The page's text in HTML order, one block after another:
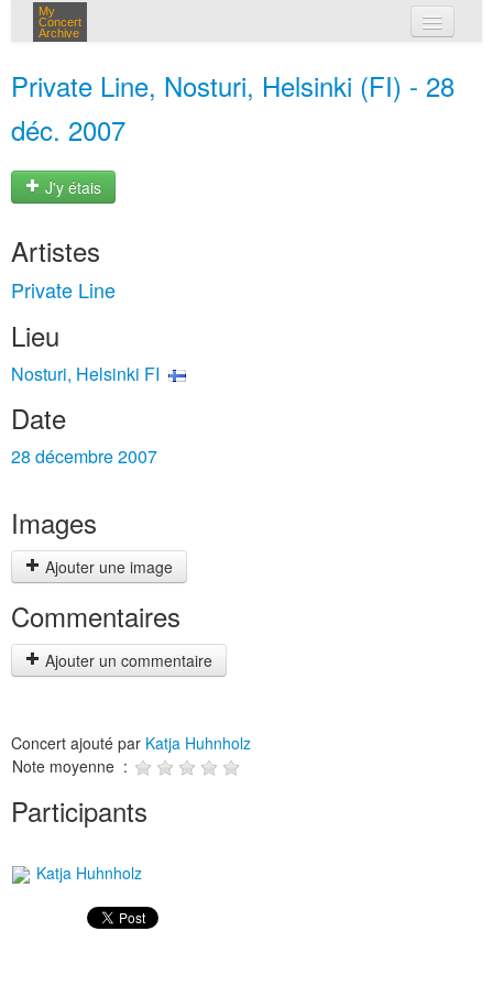
My
Concert
Archive
Private Line, Nosturi, Helsinki (FI) - 28
déc. 2007
J'y étais
Artistes
Private Line
Lieu
Nosturi, Helsinki FI
Date
28 décembre 2007
Images
Ajouter une image
Commentaires
Ajouter un commentaire
Concert ajouté par Katja Huhnholz
Note moyenne :
Participants
Katja Huhnholz